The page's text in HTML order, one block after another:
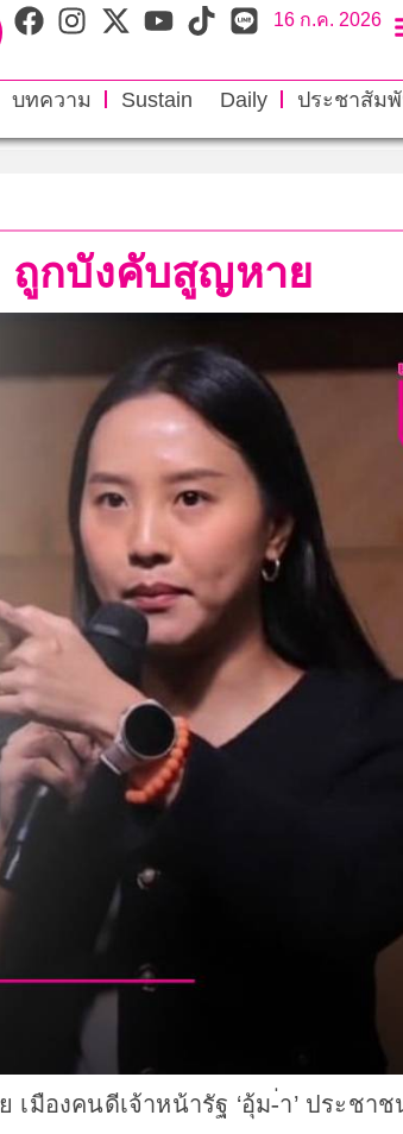
16 ก.ค. 2026
บทความ Sustain Daily ประชาสัม
ถูกบังคับสูญหาย
เมืองคนดีเจ้าหน้ารัฐ ‘อุ้ม-่า’ ประชา